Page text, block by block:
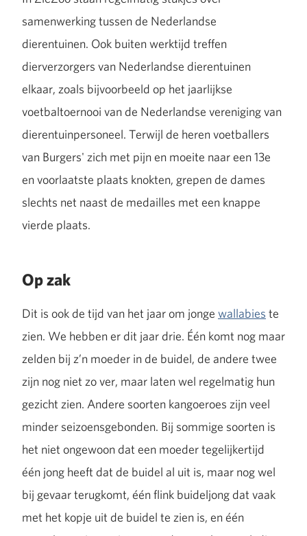
samenwerking tussen de Nederlandse
dierentuinen. Ook buiten werktijd treffen
dierverzorgers van Nederlandse dierentuinen
elkaar, zoals bijvoorbeeld op het jaarlijkse
voetbaltoernooi van de Nederlandse vereniging van
dierentuinpersoneel. Terwijl de heren voetballers
van Burgers' zich met pijn en moeite naar een 13e
en voorlaatste plaats knokten, grepen de dames
slechts net naast de medailles met een knappe
vierde plaats.
Op zak
Dit is ook de tijd van het jaar om jonge wallabies te
zien. We hebben er dit jaar drie. Één komt nog maar
zelden bij z’n moeder in de buidel, de andere twee
zijn nog niet zo ver, maar laten wel regelmatig hun
gezicht zien. Andere soorten kangoeroes zijn veel
minder seizoensgebonden. Bij sommige soorten is
het niet ongewoon dat een moeder tegelijkertijd
één jong heeft dat de buidel al uit is, maar nog wel
bij gevaar terugkomt, één flink buideljong dat vaak
met het kopje uit de buidel te zien is, en één